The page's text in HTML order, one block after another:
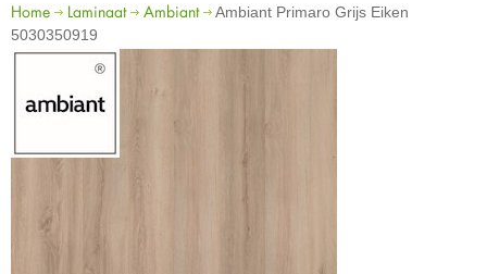
Home Laminaat Ambiant
Ambiant Primaro Grijs Eiken
5030350919